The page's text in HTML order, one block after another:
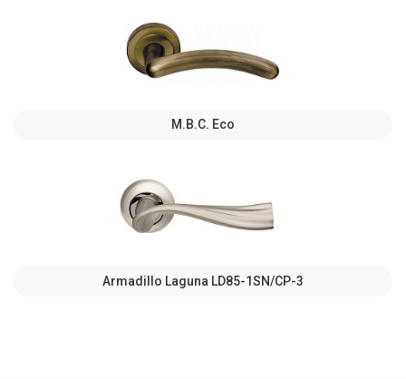
M.B.C. Eco
Armadillo Laguna LD85-1SN/CP-3